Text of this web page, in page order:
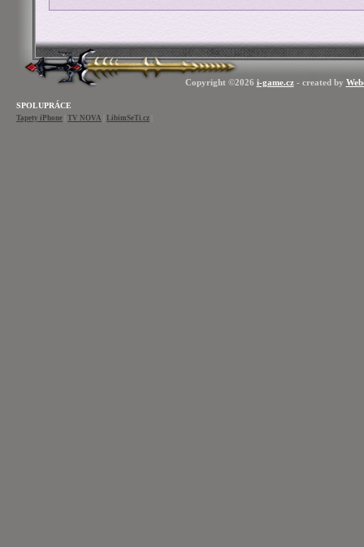
Copyright ©2026 i-game.cz- created by
SPOLUPRÁCE
Tapety iPhone TV NOVA LibimSeTi.cz